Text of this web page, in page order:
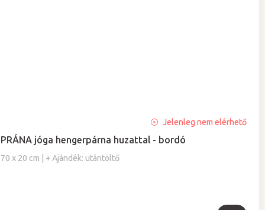
PRÁNA jóga hengerpárna huzattal - bordó
70 x 20 cm | + Ajándék: utántöltő
termék
átlagos
értékelése
Jelenleg nem elérhető